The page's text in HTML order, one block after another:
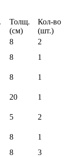
Толщ.
(см)
Кол-во
(шт.)
8
2
8
1
8
1
20
1
5
2
8
1
8
3